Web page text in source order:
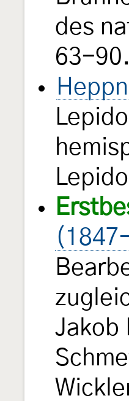
des
63-90.
Jakob